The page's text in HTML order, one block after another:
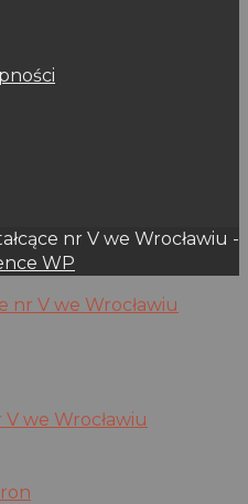
nr V we Wrocławiu -
WP
V we Wrocławiu